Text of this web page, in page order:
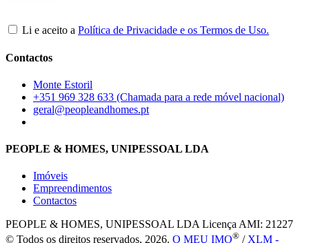
Li e aceito a Política de Privacidade e os Termos de Uso.
Contactos
Monte Estoril
+351 969 328 633 (Chamada para a rede móvel nacional)
geral@peopleandhomes.pt
PEOPLE & HOMES, UNIPESSOAL LDA
Imóveis
Empreendimentos
Contactos
PEOPLE & HOMES, UNIPESSOAL LDA Licença AMI: 21227
© Todos os direitos reservados, 2026. O MEU IMO® /XLM -